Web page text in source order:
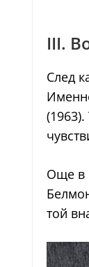
III.
След
Още в
той